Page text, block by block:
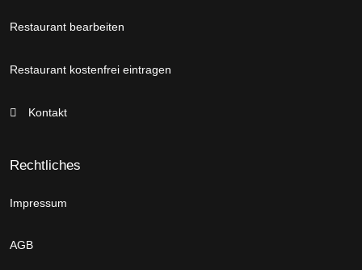
Restaurant bearbeiten
Restaurant kostenfrei eintragen
Kontakt
Rechtliches
Impressum
AGB